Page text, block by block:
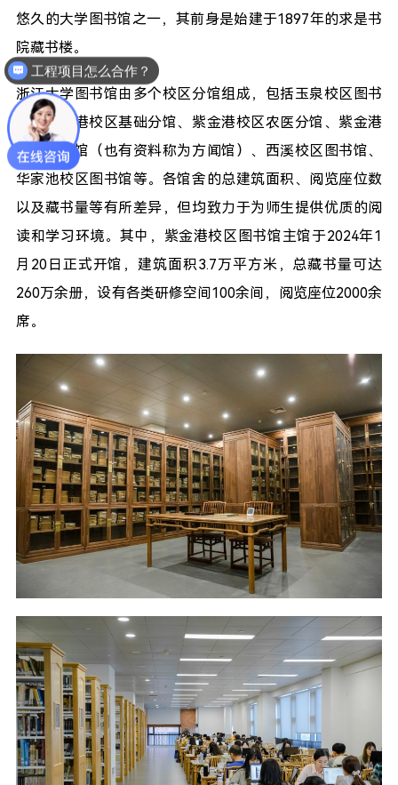
悠久的大学图书馆之一，其前身是始建于1897年的求是书
院藏书楼。
浙江大学图书馆由多个校区分馆组成，包括玉泉校区图书
馆、紫金港校区基础分馆、紫金港校区农医分馆、紫金港
校区古籍馆（也有资料称为方闻馆）、西溪校区图书馆、
华家池校区图书馆等。各馆舍的总建筑面积、阅览座位数
以及藏书量等有所差异，但均致力于为师生提供优质的阅
读和学习环境。其中，紫金港校区图书馆主馆于2024年1
月20日正式开馆，建筑面积3.7万平方米，总藏书量可达
260万余册，设有各类研修空间100余间，阅览座位2000余
席。
工程项目怎么合作？
工程投标资质齐全吗？